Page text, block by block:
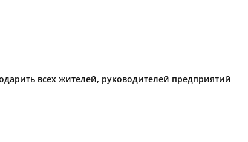
всех жителей, руководителей предприятий